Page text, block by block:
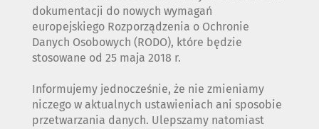
dokumentacji do nowych wymagań
europejskiego Rozporządzenia o Ochronie
Danych Osobowych (RODO), które będzie
stosowane od 25 maja 2018 r.
Informujemy jednocześnie, że nie zmieniamy
niczego w aktualnych ustawieniach ani sposobie
przetwarzania danych. Ulepszamy natomiast